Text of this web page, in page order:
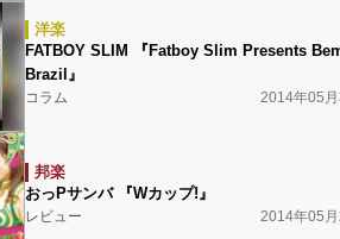
洋楽
FATBOY SLIM 『Fatboy Slim Presents
Brazil』
コラム 2014年05
邦楽
おっPサンバ 『Wカップ!』
レビュー 2014年05